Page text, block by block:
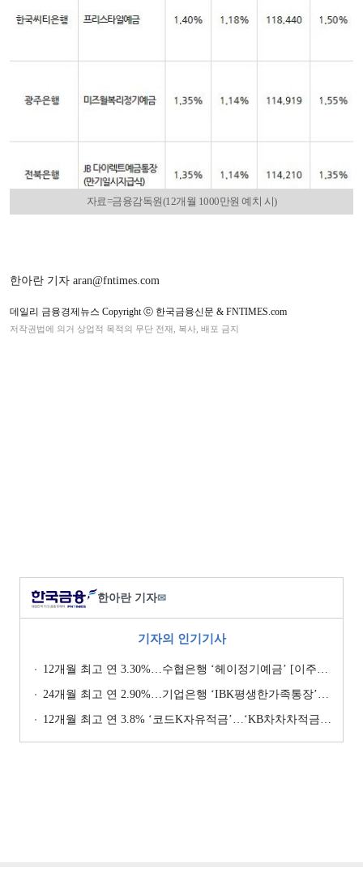
자료=금융감독원(12개월 1000만원 예치 시)
한아란 기자 aran@fntimes.com
데일리 금융경제뉴스 Copyright ⓒ 한국금융신문 & FNTIMES.com
저작권법에 의거 상업적 목적의 무단 전재, 복사, 배포 금지
한아란 기자✉
기자의 인기기사
12개월 최고 연 3.30%…수협은행 ‘헤이정기예금’ [이주의 은행 예금금리-1월 2주]
24개월 최고 연 2.90%…기업은행 ‘IBK평생한가족통장’ [이주의 은행 예금금리-1월 2주]
12개월 최고 연 3.8% ‘코드K자유적금’…‘KB차차차적금’ 8% 이자 [이주의 은행 적금금리-1월 2주]